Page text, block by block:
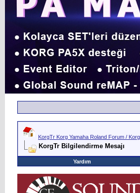
KorgTr Korg Yamaha Roland Forum /
KorgTr Bilgilendirme Mesajı
Yardım